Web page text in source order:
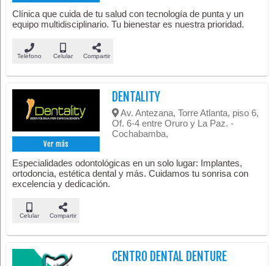
Clínica que cuida de tu salud con tecnología de punta y un
equipo multidisciplinario. Tu bienestar es nuestra prioridad.
Teléfono Celular Compartir
Ver más
DENTALITY
Av. Antezana, Torre Atlanta, piso 6,
Of. 6-4 entre Oruro y La Paz. -
Cochabamba,
Especialidades odontológicas en un solo lugar: Implantes,
ortodoncia, estética dental y más. Cuidamos tu sonrisa con
excelencia y dedicación.
Celular Compartir
CENTRO DENTAL DENTURE